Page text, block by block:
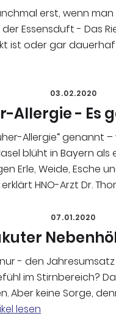
erst, wenn
Essensduft - Das
ist oder gar
03.02.2020
Allergie - Es
Allergie“
blüht in Bayern
Erle, Weide, Esche
HNO-Arzt Dr.
07.01.2020
- den
im Stirnbereich?
keine Sorge,
lesen